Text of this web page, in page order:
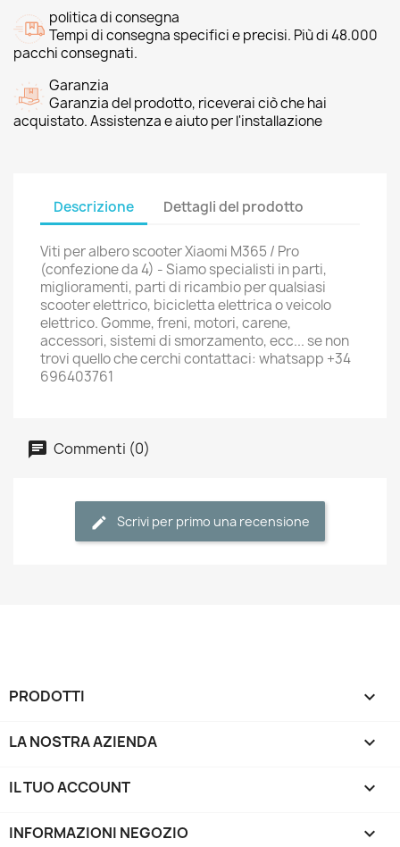
politica di consegna
Tempi di consegna specifici e precisi. Più di 48.000
pacchi consegnati.
Garanzia
Garanzia del prodotto, riceverai ciò che hai
acquistato. Assistenza e aiuto per l'installazione
Descrizione Dettagli del prodotto
Viti per albero scooter Xiaomi M365 / Pro
(confezione da 4) - Siamo specialisti in parti,
miglioramenti, parti di ricambio per qualsiasi
scooter elettrico, bicicletta elettrica o veicolo
elettrico. Gomme, freni, motori, carene,
accessori, sistemi di smorzamento, ecc... se non
trovi quello che cerchi contattaci: whatsapp +34
696403761
Commenti (0)
Scrivi per primo una recensione
PRODOTTI 
LA NOSTRA AZIENDA 
IL TUO ACCOUNT 
INFORMAZIONI NEGOZIO keyboard_arrow_down